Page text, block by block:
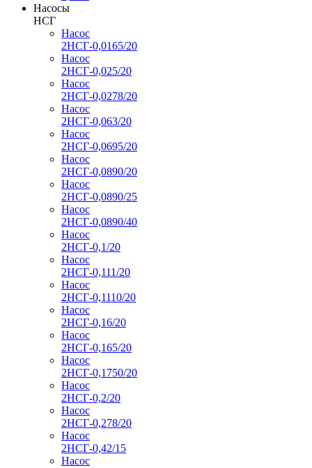
Насосы
НСГ
Насос
2НСГ-0,0165/20
Насос
2НСГ-0,025/20
Насос
2НСГ-0,0278/20
Насос
2НСГ-0,063/20
Насос
2НСГ-0,0695/20
Насос
2НСГ-0,0890/20
Насос
2НСГ-0,0890/25
Насос
2НСГ-0,0890/40
Насос
2НСГ-0,1/20
Насос
2НСГ-0,111/20
Насос
2НСГ-0,1110/20
Насос
2НСГ-0,16/20
Насос
2НСГ-0,165/20
Насос
2НСГ-0,1750/20
Насос
2НСГ-0,2/20
Насос
2НСГ-0,278/20
Насос
2НСГ-0,42/15
Насос